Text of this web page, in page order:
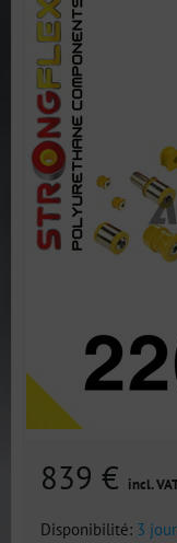
839 € incl.
Disponibilité: 3